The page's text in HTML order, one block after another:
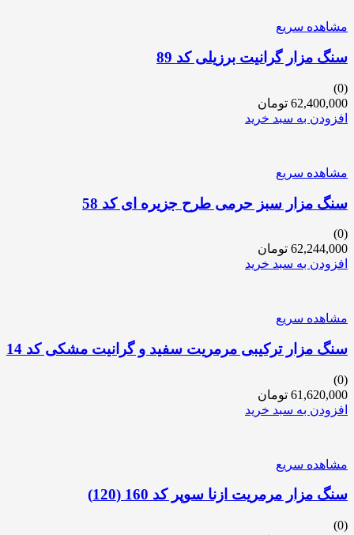
مشاهده سریع
سنگ مزار گرانیت برزیلی کد 89
(0)
62,400,000 تومان
افزودن به سبد خرید
مشاهده سریع
سنگ مزار سبز حرمی طرح جزیره ای کد 58
(0)
62,244,000 تومان
افزودن به سبد خرید
مشاهده سریع
سنگ مزار ترکیبی مرمریت سفید و گرانیت مشکی کد 14
(0)
61,620,000 تومان
افزودن به سبد خرید
مشاهده سریع
سنگ مزار مرمریت ازنا سوپر کد 160 (120)
(0)